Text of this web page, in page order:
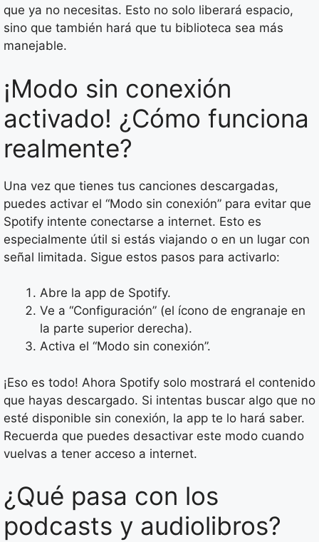
que ya no necesitas. Esto no solo liberará espacio,
sino que también hará que tu biblioteca sea más
manejable.
¡Modo sin conexión
activado! ¿Cómo funciona
realmente?
Una vez que tienes tus canciones descargadas,
puedes activar el “Modo sin conexión” para evitar que
Spotify intente conectarse a internet. Esto es
especialmente útil si estás viajando o en un lugar con
señal limitada. Sigue estos pasos para activarlo:
Abre la app de Spotify.
Ve a “Configuración” (el ícono de engranaje en
la parte superior derecha).
Activa el “Modo sin conexión”.
¡Eso es todo! Ahora Spotify solo mostrará el contenido
que hayas descargado. Si intentas buscar algo que no
esté disponible sin conexión, la app te lo hará saber.
Recuerda que puedes desactivar este modo cuando
vuelvas a tener acceso a internet.
¿Qué pasa con los
podcasts y audiolibros?